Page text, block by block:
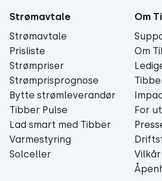
Strømavtale
Strømavtale
Prisliste
Strømpriser
Strømprisprognose
Bytte strømleverandør
Tibber Pulse
Lad smart med Tibber
Varmestyring
Solceller
Om
Om
For
Vilkår